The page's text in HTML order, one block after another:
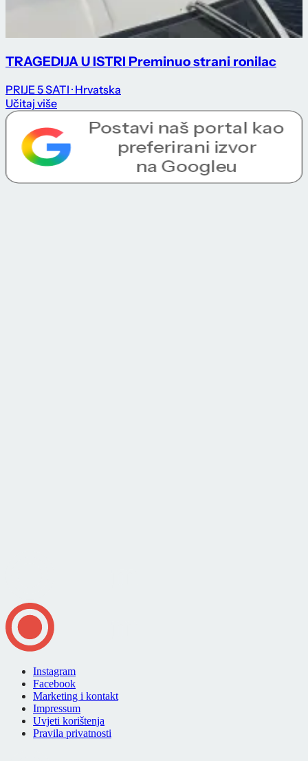
TRAGEDIJA U ISTRI Preminuo strani ronilac
PRIJE 5 SATI · Hrvatska
Učitaj više
Instagram
Facebook
Marketing i kontakt
Impressum
Uvjeti korištenja
Pravila privatnosti